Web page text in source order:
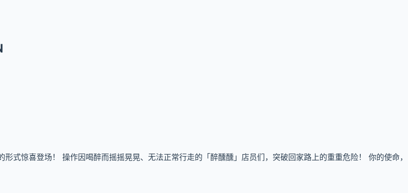
式惊喜登场！ 操作因喝醉而摇摇晃晃、无法正常行走的「醉醺醺」店员们，突破回家路上的重重危险！ 你的使命，